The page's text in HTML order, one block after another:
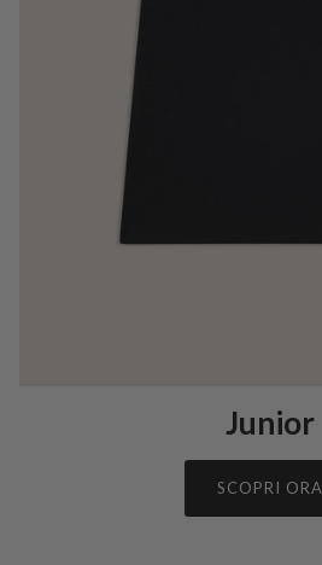
Junior
SCOPRI ORA